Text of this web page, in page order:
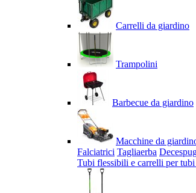
Carrelli da giardino
Trampolini
Barbecue da giardino
Macchine da
Falciatrici Tagliaerba
Tubi flessibili e carrelli per